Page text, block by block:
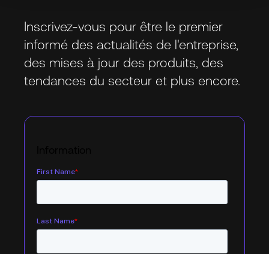
Inscrivez-vous pour être le premier
informé des actualités de l'entreprise,
des mises à jour des produits, des
tendances du secteur et plus encore.